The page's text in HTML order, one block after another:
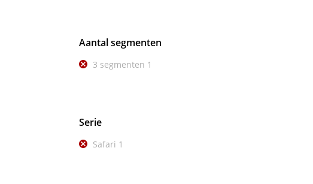
Aantal segmenten
3 segmenten 1
Serie
Safari 1